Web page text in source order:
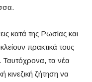
κατά της Ρωσίας και
πρακτικά τους
τα νέα
κινεζική ζήτηση να